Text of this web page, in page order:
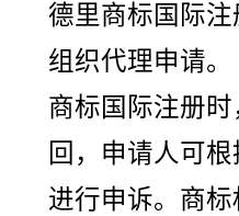
德里商标国际
组织代理申请
商标国际注册
回，申请人可
进行申诉。商